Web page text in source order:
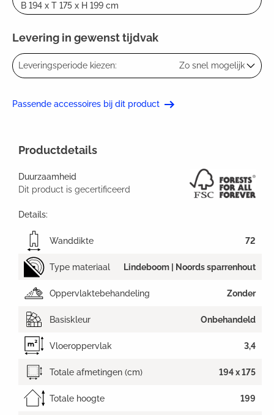
B 194 x T 175 x H 199 cm
Levering in gewenst tijdvak
Leveringsperiode kiezen: Zo snel mogelijk
Passende accessoires bij dit product
Productdetails
Duurzaamheid
Dit product is gecertificeerd
Details:
Wanddikte 72
Type materiaal Lindeboom | Noords sparrenhout
Oppervlaktebehandeling Zonder
Basiskleur Onbehandeld
Vloeroppervlak 3,4
Totale afmetingen (cm) 194 x 175
Totale hoogte 199